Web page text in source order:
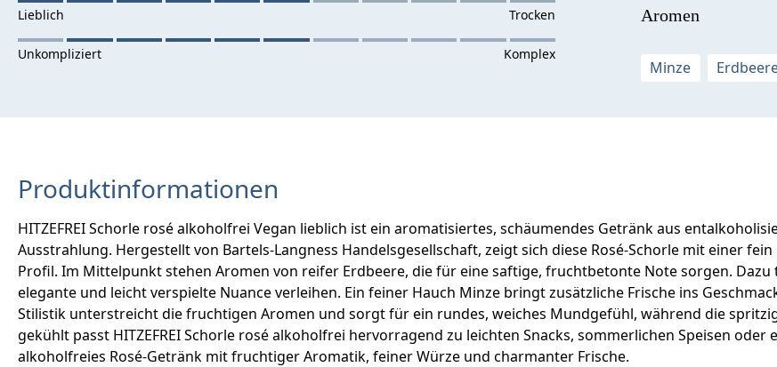
Aromen
Minze
Produktinformationen
HITZEFREI Schorle rosé alkoholfrei Vegan lieblich ist ein aromatisiertes, schäumendes Getränk aus
Ausstrahlung. Hergestellt von Bartels-Langness Handelsgesellschaft, zeigt sich diese Rosé-Schorle mit einer
Profil. Im Mittelpunkt stehen Aromen von reifer Erdbeere, die für eine saftige, fruchtbetonte Note sorgen.
elegante und leicht verspielte Nuance verleihen. Ein feiner Hauch Minze bringt zusätzliche Frische ins
Stilistik unterstreicht die fruchtigen Aromen und sorgt für ein rundes, weiches Mundgefühl, während die
gekühlt passt HITZEFREI Schorle rosé alkoholfrei hervorragend zu leichten Snacks, sommerlichen Speisen
alkoholfreies Rosé-Getränk mit fruchtiger Aromatik, feiner Würze und charmanter Frische.